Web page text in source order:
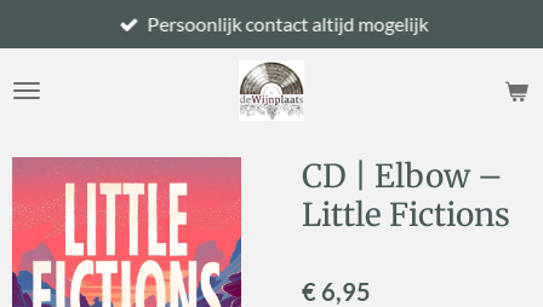
direct
naar
Persoonlijk contact altijd mogelijk
CD | Elbow –
Little Fictions
€ 6,95